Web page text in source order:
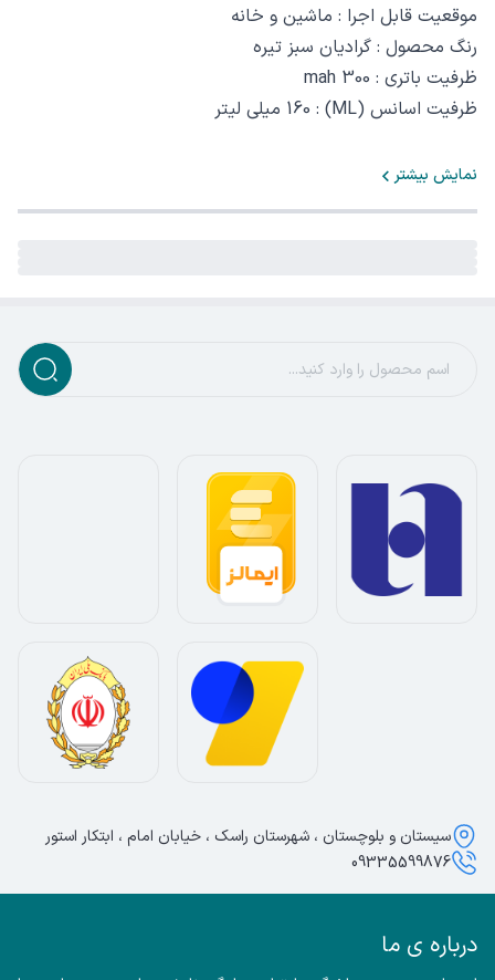
موقعیت قابل اجرا : ماشین و خانه
رنگ محصول : گرادیان سبز تیره
ظرفیت باتری : 300 mah
ظرفیت اسانس (ML)‏ : 160 میلی لیتر
نمایش بیشتر
درباره ی ما
سیستان و بلوچستان ، شهرستان راسک ، خیابان امام ، ابتکار استور
09335599876